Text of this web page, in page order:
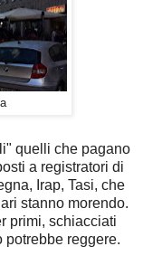
quelli che pagano
a registratori di
Irap, Tasi, che
stanno morendo.
primi, schiacciati
potrebbe reggere.